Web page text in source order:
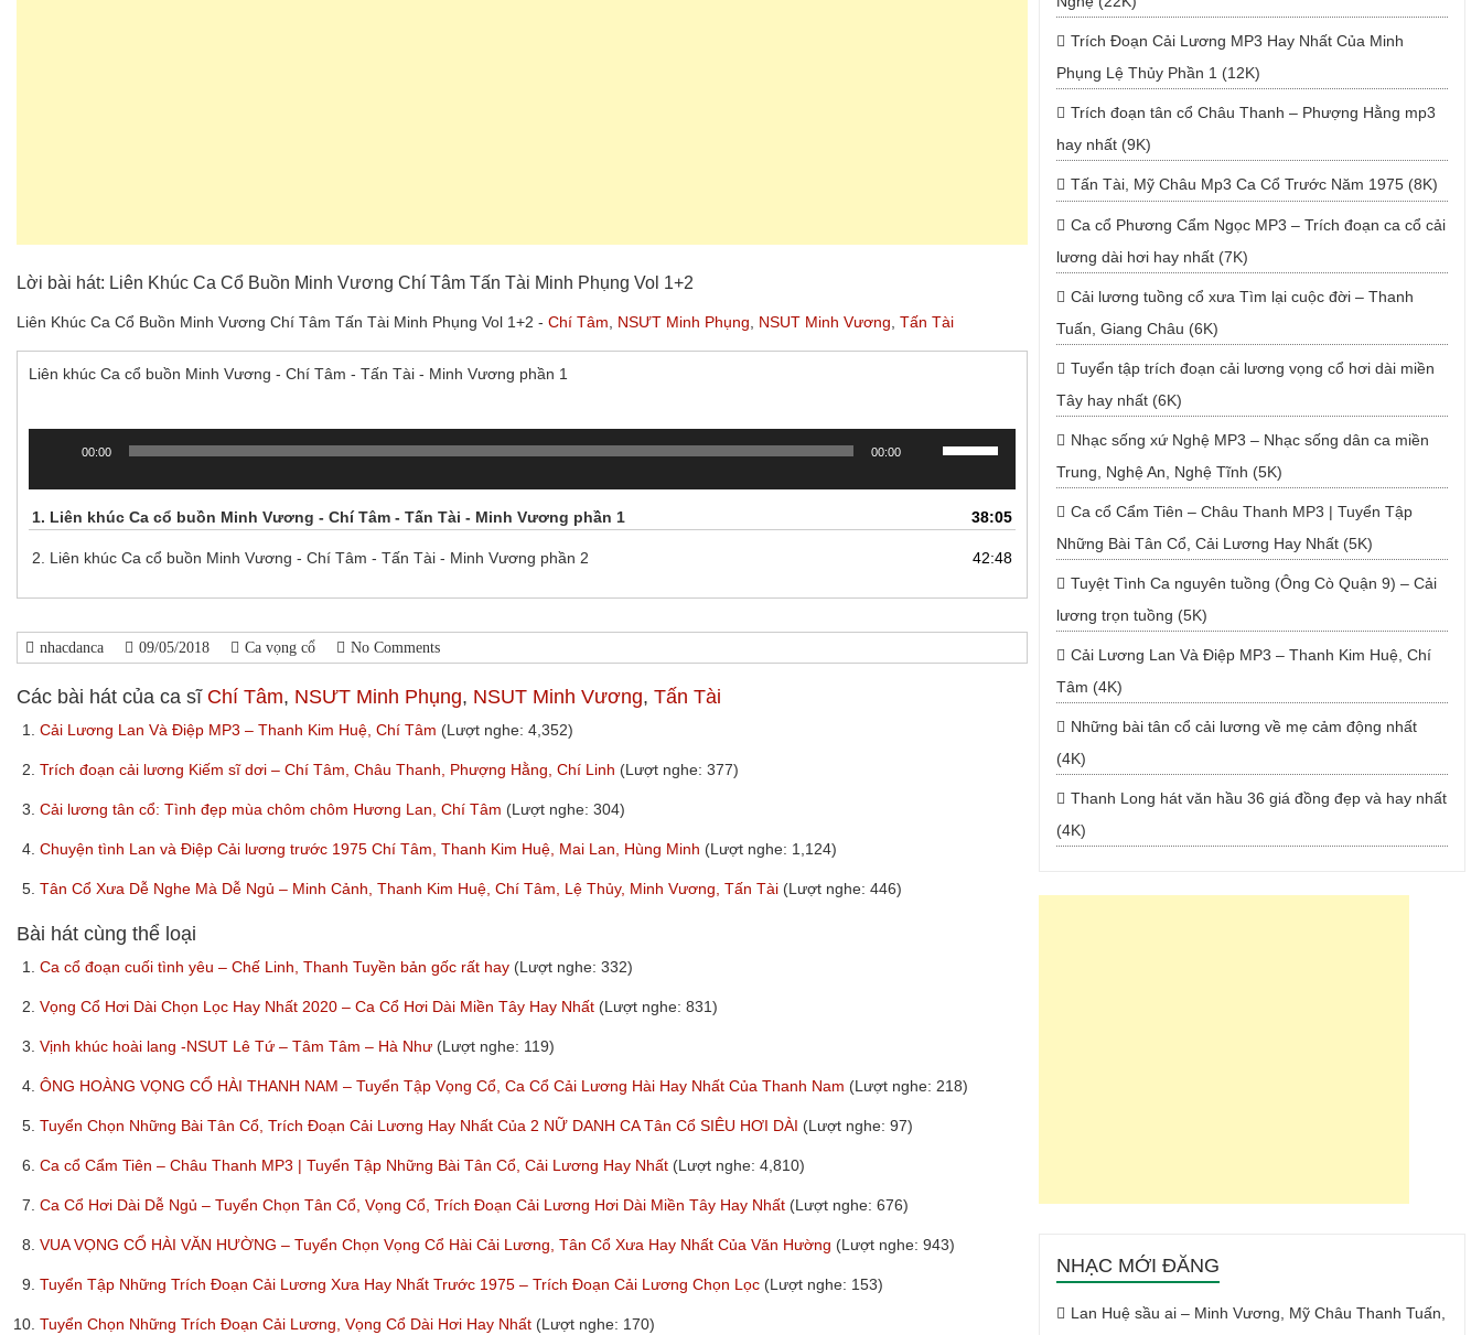
Lời bài hát: Liên Khúc Ca Cổ Buồn Minh Vương Chí Tâm Tấn Tài Minh Phụng Vol 1+2
Liên Khúc Ca Cổ Buồn Minh Vương Chí Tâm Tấn Tài Minh Phụng Vol 1+2 - Chí Tâm NSƯT Minh Phụng NSUT Minh Vương Tấn Tài
Liên khúc Ca cổ buồn Minh Vương - Chí Tâm - Tấn Tài - Minh Vương phần 1
00:00 00:00
phím
mũi
để
1. Liên khúc Ca cổ buồn Minh Vương - Chí Tâm - Tấn Tài - Minh Vương phần 1 38:05
2. Liên khúc Ca cổ buồn Minh Vương - Chí Tâm - Tấn Tài - Minh Vương phần 2 42:48
nhacdanca 09/05/2018 Ca vọng cổ No Comments
Các bài hát của ca sĩ Chí Tâm, NSƯT Minh Phụng, NSUT Minh Vương, Tấn Tài
1. Cải Lương Lan Và Điệp MP3 – Thanh Kim Huệ, Chí Tâm (Lượt nghe: 4,352)
2. Trích đoạn cải lương Kiếm sĩ dơi – Chí Tâm, Châu Thanh, Phượng Hằng, Chí Linh (Lượt nghe: 377)
3. Cải lương tân cổ: Tình đẹp mùa chôm chôm Hương Lan, Chí Tâm (Lượt nghe: 304)
4. Chuyện tình Lan và Điệp Cải lương trước 1975 Chí Tâm, Thanh Kim Huệ, Mai Lan, Hùng Minh (Lượt nghe: 1,124)
5. Tân Cổ Xưa Dễ Nghe Mà Dễ Ngủ – Minh Cảnh, Thanh Kim Huệ, Chí Tâm, Lệ Thủy, Minh Vương, Tấn Tài (Lượt nghe: 446)
Bài hát cùng thể loại
1. Ca cổ đoạn cuối tình yêu – Chế Linh, Thanh Tuyền bản gốc rất hay (Lượt nghe: 332)
2. Vọng Cổ Hơi Dài Chọn Lọc Hay Nhất 2020 – Ca Cổ Hơi Dài Miền Tây Hay Nhất (Lượt nghe: 831)
3. Vịnh khúc hoài lang -NSUT Lê Tứ – Tâm Tâm – Hà Như (Lượt nghe: 119)
4. ÔNG HOÀNG VỌNG CỔ HÀI THANH NAM – Tuyển Tập Vọng Cổ, Ca Cổ Cải Lương Hài Hay Nhất Của Thanh Nam (Lượt nghe: 218)
5. Tuyển Chọn Những Bài Tân Cổ, Trích Đoạn Cải Lương Hay Nhất Của 2 NỮ DANH CA Tân Cổ SIÊU HƠI DÀI (Lượt nghe: 97)
6. Ca cổ Cẩm Tiên – Châu Thanh MP3 | Tuyển Tập Những Bài Tân Cổ, Cải Lương Hay Nhất (Lượt nghe: 4,810)
7. Ca Cổ Hơi Dài Dễ Ngủ – Tuyển Chọn Tân Cổ, Vọng Cổ, Trích Đoạn Cải Lương Hơi Dài Miền Tây Hay Nhất (Lượt nghe: 676)
8. VUA VỌNG CỔ HÀI VĂN HƯỜNG – Tuyển Chọn Vọng Cổ Hài Cải Lương, Tân Cổ Xưa Hay Nhất Của Văn Hường (Lượt nghe: 943)
9. Tuyển Tập Những Trích Đoạn Cải Lương Xưa Hay Nhất Trước 1975 – Trích Đoạn Cải Lương Chọn Lọc (Lượt nghe: 153)
10. Tuyển Chọn Những Trích Đoạn Cải Lương, Vọng Cổ Dài Hơi Hay Nhất (Lượt nghe: 170)
Trích Đoạn Cải Lương MP3 Hay Nhất Của Minh
Phụng Lệ Thủy Phần 1 (12K)
Trích đoạn tân cổ Châu Thanh – Phượng Hằng mp3
hay nhất (9K)
Tấn Tài, Mỹ Châu Mp3 Ca Cổ Trước Năm 1975 (8K)
Ca cổ Phương Cẩm Ngọc MP3 – Trích đoạn ca cổ cải
lương dài hơi hay nhất (7K)
Cải lương tuồng cổ xưa Tìm lại cuộc đời – Thanh
Tuấn, Giang Châu (6K)
Tuyển tập trích đoạn cải lương vọng cổ hơi dài miền
Tây hay nhất (6K)
Nhạc sống xứ Nghệ MP3 – Nhạc sống dân ca miền
Trung, Nghệ An, Nghệ Tĩnh (5K)
Ca cổ Cẩm Tiên – Châu Thanh MP3 | Tuyển Tập
Những Bài Tân Cổ, Cải Lương Hay Nhất (5K)
Tuyệt Tình Ca nguyên tuồng (Ông Cò Quận 9) – Cải
lương trọn tuồng (5K)
Cải Lương Lan Và Điệp MP3 – Thanh Kim Huệ, Chí
Tâm (4K)
Những bài tân cổ cải lương về mẹ cảm động nhất
(4K)
Thanh Long hát văn hầu 36 giá đồng đẹp và hay nhất
(4K)
NHẠC MỚI ĐĂNG
Lan Huệ sầu ai – Minh Vương, Mỹ Châu Thanh Tuấn,